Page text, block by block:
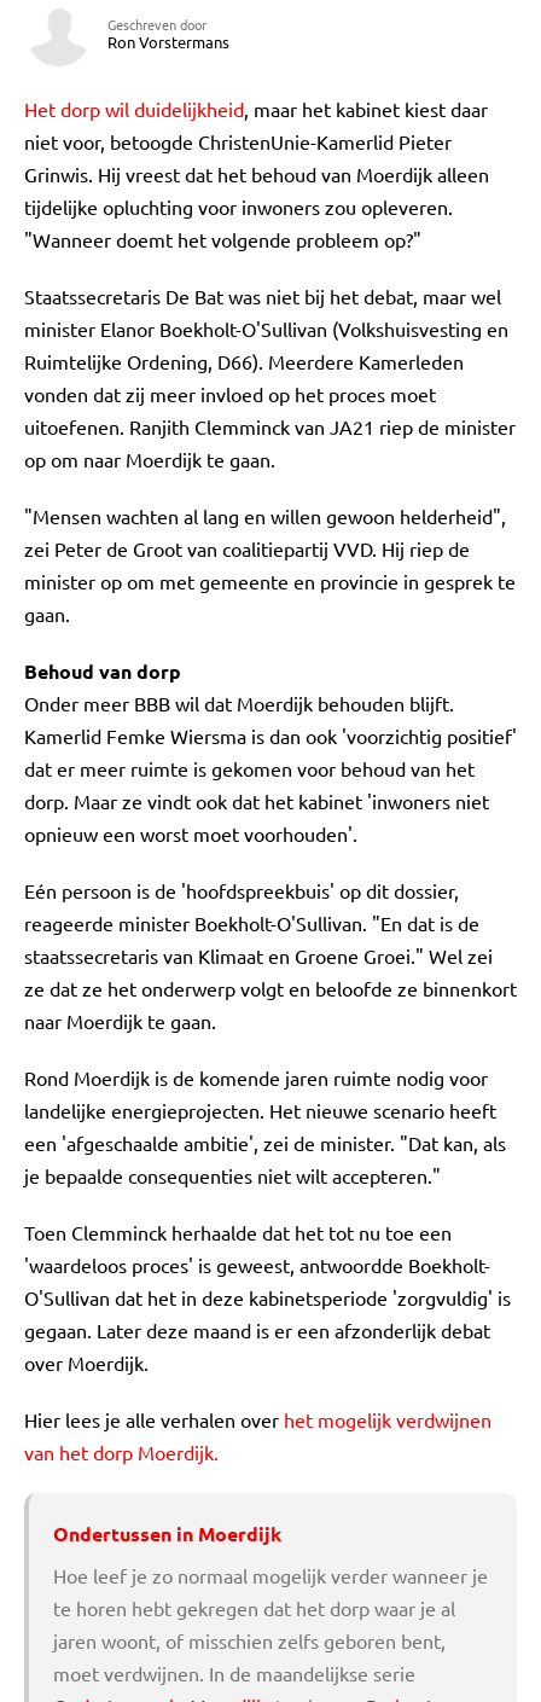
Geschreven door
Ron Vorstermans
Het dorp wil duidelijkheid, maar het kabinet kiest daar
niet voor, betoogde ChristenUnie-Kamerlid Pieter
Grinwis. Hij vreest dat het behoud van Moerdijk alleen
tijdelijke opluchting voor inwoners zou opleveren.
"Wanneer doemt het volgende probleem op?"
Staatssecretaris De Bat was niet bij het debat, maar wel
minister Elanor Boekholt-O'Sullivan (Volkshuisvesting en
Ruimtelijke Ordening, D66). Meerdere Kamerleden
vonden dat zij meer invloed op het proces moet
uitoefenen. Ranjith Clemminck van JA21 riep de minister
op om naar Moerdijk te gaan.
"Mensen wachten al lang en willen gewoon helderheid",
zei Peter de Groot van coalitiepartij VVD. Hij riep de
minister op om met gemeente en provincie in gesprek te
gaan.
Behoud van dorp
Onder meer BBB wil dat Moerdijk behouden blijft.
Kamerlid Femke Wiersma is dan ook 'voorzichtig positief'
dat er meer ruimte is gekomen voor behoud van het
dorp. Maar ze vindt ook dat het kabinet 'inwoners niet
opnieuw een worst moet voorhouden'.
Eén persoon is de 'hoofdspreekbuis' op dit dossier,
reageerde minister Boekholt-O'Sullivan. "En dat is de
staatssecretaris van Klimaat en Groene Groei." Wel zei
ze dat ze het onderwerp volgt en beloofde ze binnenkort
naar Moerdijk te gaan.
Rond Moerdijk is de komende jaren ruimte nodig voor
landelijke energieprojecten. Het nieuwe scenario heeft
een 'afgeschaalde ambitie', zei de minister. "Dat kan, als
je bepaalde consequenties niet wilt accepteren."
Toen Clemminck herhaalde dat het tot nu toe een
'waardeloos proces' is geweest, antwoordde Boekholt-
O'Sullivan dat het in deze kabinetsperiode 'zorgvuldig' is
gegaan. Later deze maand is er een afzonderlijk debat
over Moerdijk.
Hier lees je alle verhalen over het mogelijk verdwijnen
van het dorp Moerdijk.
Ondertussen in Moerdijk
Hoe leef je zo normaal mogelijk verder wanneer je
te horen hebt gekregen dat het dorp waar je al
jaren woont, of misschien zelfs geboren bent,
moet verdwijnen. In de maandelijkse serie